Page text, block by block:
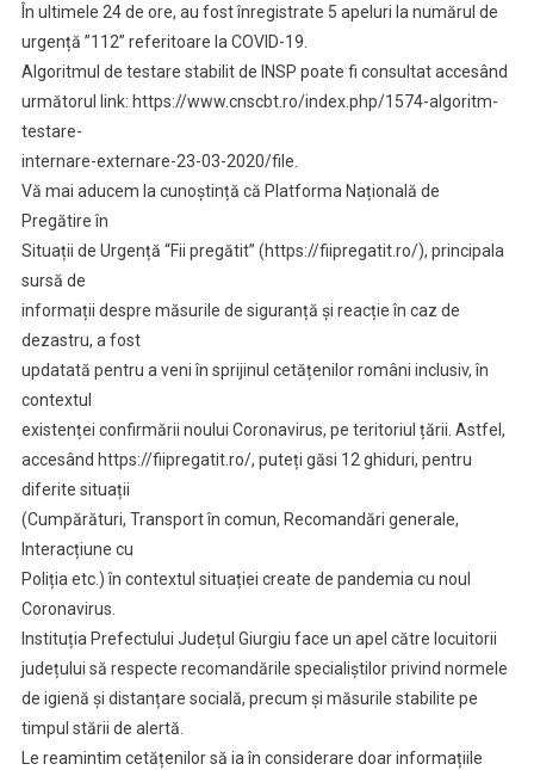
În ultimele 24 de ore, au fost înregistrate 5 apeluri la numărul de
urgență ”112” referitoare la COVID-19.
Algoritmul de testare stabilit de INSP poate fi consultat accesând
următorul link: https://www.cnscbt.ro/index.php/1574-algoritm-
testare-
internare-externare-23-03-2020/file.
Vă mai aducem la cunoștință că Platforma Națională de
Pregătire în
Situații de Urgență “Fii pregătit” (https://fiipregatit.ro/), principala
sursă de
informații despre măsurile de siguranță și reacție în caz de
dezastru, a fost
updatată pentru a veni în sprijinul cetățenilor români inclusiv, în
contextul
existenței confirmării noului Coronavirus, pe teritoriul țării. Astfel,
accesând https://fiipregatit.ro/, puteți găsi 12 ghiduri, pentru
diferite situații
(Cumpărături, Transport în comun, Recomandări generale,
Interacțiune cu
Poliția etc.) în contextul situației create de pandemia cu noul
Coronavirus.
Instituția Prefectului Județul Giurgiu face un apel către locuitorii
județului să respecte recomandările specialiștilor privind normele
de igienă și distanțare socială, precum și măsurile stabilite pe
timpul stării de alertă.
Le reamintim cetățenilor să ia în considerare doar informațiile